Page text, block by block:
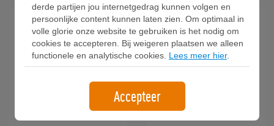
derde partijen jou internetgedrag kunnen volgen en
persoonlijke content kunnen laten zien. Om optimaal in
volle glorie onze website te gebruiken is het nodig om
cookies te accepteren. Bij weigeren plaatsen we alleen
functionele en analytische cookies. Lees meer hier.
Accepteer